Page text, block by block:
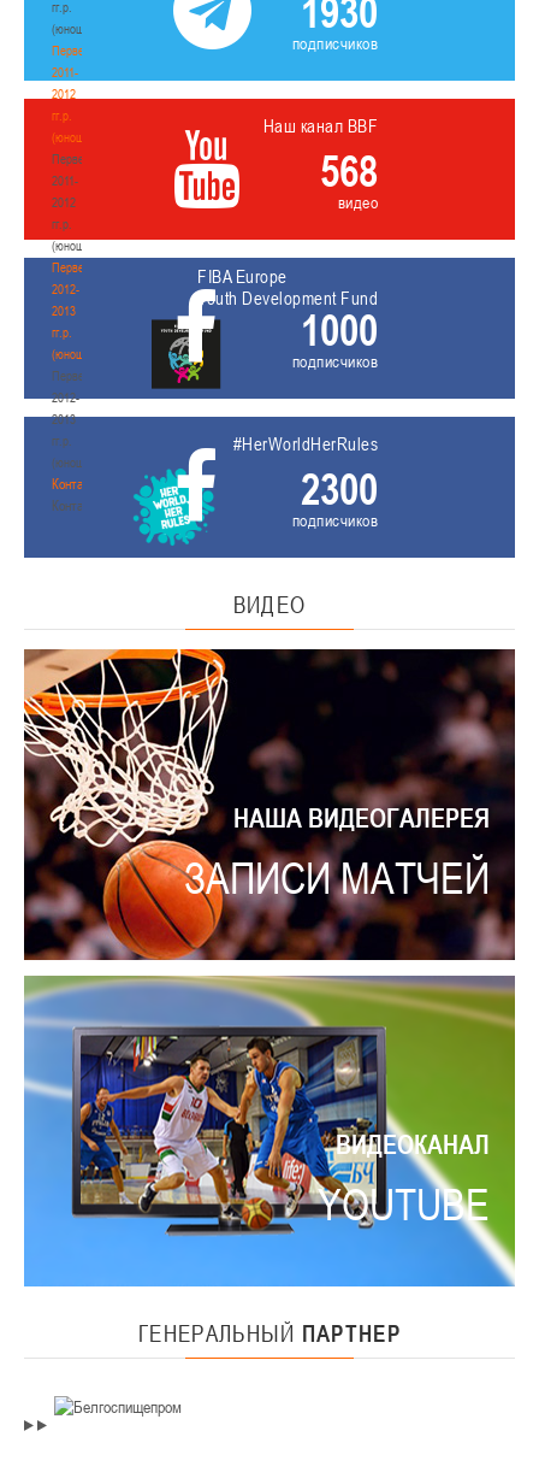
гг.р.
(юноши)
Первенство
2011-
2012
гг.р.
(юноши)
Первенство
2011-
2012
гг.р.
(юноши)
Первенство
2012-
2013
гг.р.
(юноши)
Первенство
2012-
2013
гг.р.
(юноши)
Контакты
Контакты
1930
подписчиков
Наш канал BBF
568
видео
FIBA Europe
Youth Development Fund
1000
подписчиков
#HerWorldHerRules
2300
подписчиков
ВИДЕО
НАША ВИДЕОГАЛЕРЕЯ
ЗАПИСИ МАТЧЕЙ
ВИДЕОКАНАЛ
YOUTUBE
ГЕНЕРАЛЬНЫЙ ПАРТНЕР